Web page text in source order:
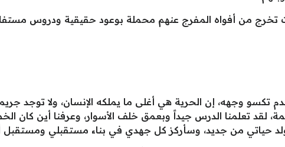
تخرج من أفواه المفرج عنهم محملة بوعود حقيقية ودروس
تكسو وجهه، إن الحرية هي أغلى ما يملكه الإنسان، ولا توجد
تعلمنا الدرس جيداً وبعمق خلف الأسوار، وعرفنا أين كان
تولد حياتي من جديد، وسأركز كل جهدي في بناء مستقبلي